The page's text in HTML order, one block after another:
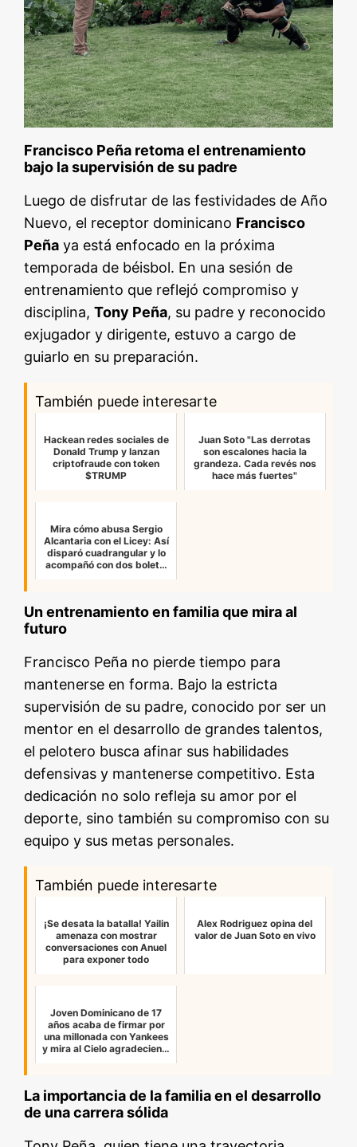
Francisco Peña retoma el entrenamiento
bajo la supervisión de su padre
Luego de disfrutar de las festividades de Año
Nuevo, el receptor dominicano Francisco
Peña ya está enfocado en la próxima
temporada de béisbol. En una sesión de
entrenamiento que reflejó compromiso y
disciplina,Tony Peña, su padre y reconocido
exjugador y dirigente, estuvo a cargo de
guiarlo en su preparación.
También puede interesarte
Hackean redes sociales de
Donald Trump y lanzan
criptofraude con token
$TRUMP
Juan Soto "Las derrotas
son escalones hacia la
grandeza. Cada revés nos
hace más fuertes"
Mira cómo abusa Sergio
Alcantaria con el Licey: Así
disparó cuadrangular y lo
acompañó con dos bolet…
Un entrenamiento en familia que mira al
futuro
Francisco Peña no pierde tiempo para
mantenerse en forma. Bajo la estricta
supervisión de su padre, conocido por ser un
mentor en el desarrollo de grandes talentos,
el pelotero busca afinar sus habilidades
defensivas y mantenerse competitivo. Esta
dedicación no solo refleja su amor por el
deporte, sino también su compromiso con su
equipo y sus metas personales.
También puede interesarte
¡Se desata la batalla! Yailin
amenaza con mostrar
conversaciones con Anuel
para exponer todo
Alex Rodriguez opina del
valor de Juan Soto en vivo
Joven Dominicano de 17
años acaba de firmar por
una millonada con Yankees
y mira al Cielo agradecien…
La importancia de la familia en el desarrollo
de una carrera sólida